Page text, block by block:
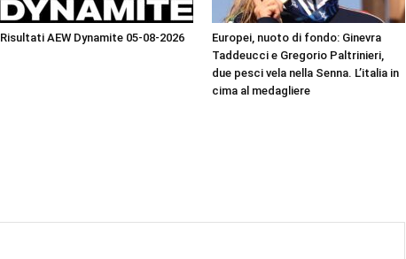
Risultati AEW Dynamite 05-08-2026
Europei, nuoto di fondo: Ginevra
Taddeucci e Gregorio Paltrinieri,
due pesci vela nella Senna. L’italia in
cima al medagliere